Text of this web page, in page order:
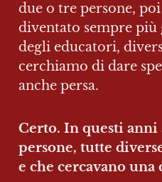
due o tre persone,
diventato sempre più
degli educatori,
cerchiamo di dare
anche persa.
Certo. In questi anni
persone, tutte
e che cercavano una